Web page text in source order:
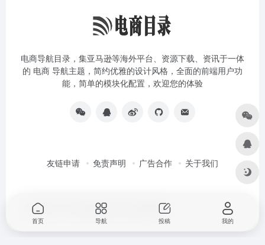
电商导航目录，集亚马逊等海外平台、资源下载、资讯于一体
的 电商 导航主题，简约优雅的设计风格，全面的前端用户功
能，简单的模块化配置，欢迎您的体验
友链申请 免责声明 广告合作 关于我们
Copyright © 2026 电商目录amz亚马逊导航站
首页 导航 投稿 我的